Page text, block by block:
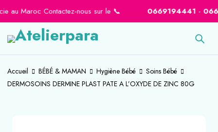
au Maroc Contactez-nous sur le 📞 0669194441-
Accueil BÉBÉ & MAMAN Hygiène Bébé
Soins Bébé
DERMOSOINS DERMINE PLAST PATE A L’OXYDE DE ZINC 80G